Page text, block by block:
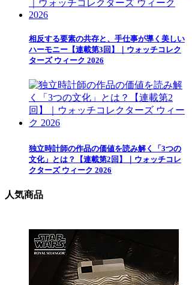
相反する要素の共存と、手仕事が導く美しい
ハーモニー【連載第3回】｜ウォッチコレク
ターズ ウィーク 2026
独立時計師の作品の価値を読み解く「3つの
文化」とは？【連載第2回】｜ウォッチコレ
クターズ ウィーク 2026
人気商品